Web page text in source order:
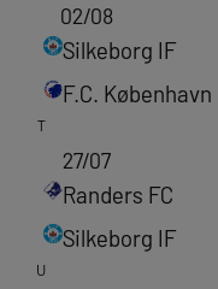
02/08
Silkeborg IF
F.C. København
T
27/07
Randers FC
Silkeborg IF
U